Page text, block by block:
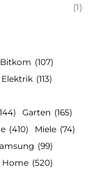
(1)
Bitkom (107)
Elektrik (113)
Garten (165)
(410) Miele (74)
(99)
Home (520)